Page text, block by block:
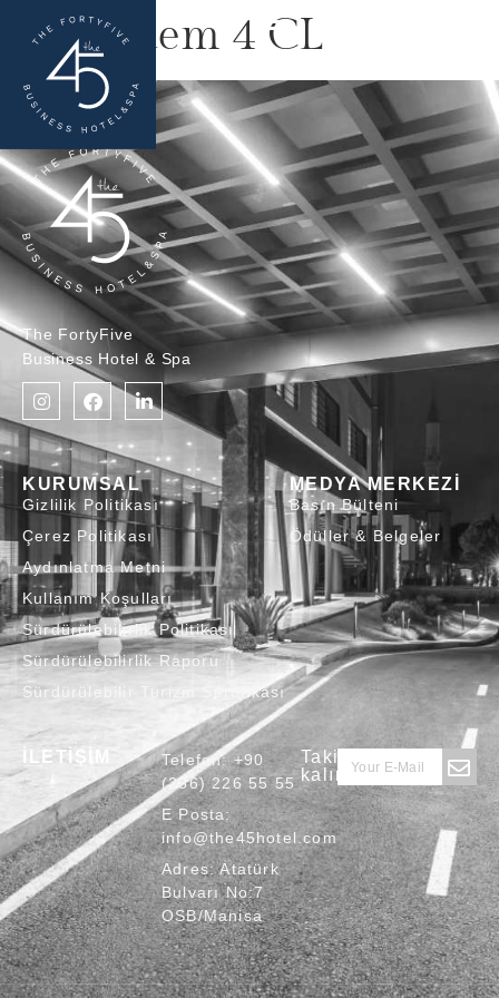
Acıbadem 4 CL
The FortyFive
Business Hotel & Spa
KURUMSAL
Gizlilik Politikası
Çerez Politikası
Aydınlatma Metni
Kullanım Koşulları
Sürdürülebilirlik Politikası
Sürdürülebilirlik Raporu
Sürdürülebilir Turizm Sertifikası
MEDYA MERKEZİ
Basın Bülteni
Ödüller & Belgeler
İLETİŞİM Telefon:+90
(236) 226 55 55
E Posta:
info@the45hotel.com
Adres:Atatürk
Bulvarı No:7
OSB/Manisa
Takipte
kalın